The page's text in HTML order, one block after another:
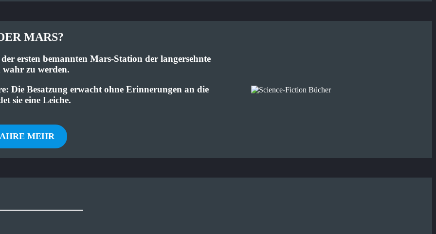
MARS?
ersten bemannten Mars-Station der langersehnte
zu werden.
Die Besatzung erwacht ohne Erinnerungen an die
sie eine Leiche.
MEHR